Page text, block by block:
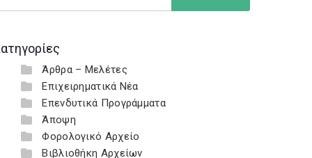
Άρθρα – Μελέτες
Επιχειρηματικά Νέα
Επενδυτικά Προγράμματα
Άποψη
Φορολογικό Αρχείο
Βιβλιοθήκη Αρχείων